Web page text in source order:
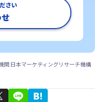
さい
:日本マーケティングリサーチ機構